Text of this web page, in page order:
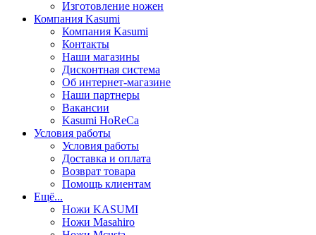
Изготовление ножен
Компания Kasumi
Компания Kasumi
Контакты
Наши магазины
Дисконтная система
Об интернет-магазине
Наши партнеры
Вакансии
Kasumi HoReCa
Условия работы
Условия работы
Доставка и оплата
Возврат товара
Помощь клиентам
Ещё...
Ножи KASUMI
Ножи Masahiro